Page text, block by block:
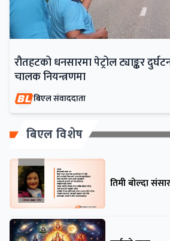
रौतहटको धनसारमा पेट्रोल ट्याङ्कर
चालक नियन्त्रणमा
बिएल संवाददाता
बिएल विशेष
तिमी बोल्दा